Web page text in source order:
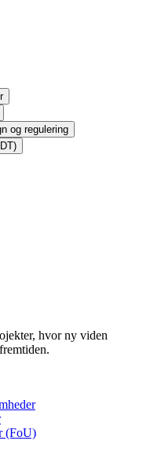
og regulering
hvor ny viden
(FoU)